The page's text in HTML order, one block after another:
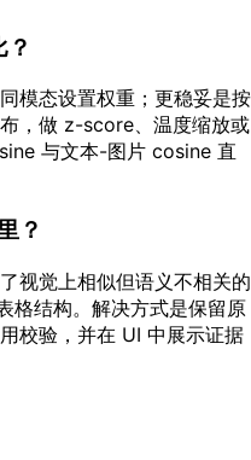
模态设置权重；更稳妥是按
，做 z-score、温度缩放或
与文本-图片 cosine 直
？
视觉上相似但语义不相关的
格结构。解决方式是保留原
校验，并在 UI 中展示证据